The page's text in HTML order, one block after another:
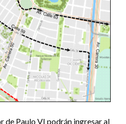
de Paulo VI podrán ingresar al